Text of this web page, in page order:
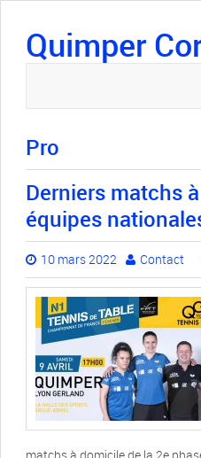
Quimper
Pro
Derniers matchs
équipes
10 mars 2022 Contact